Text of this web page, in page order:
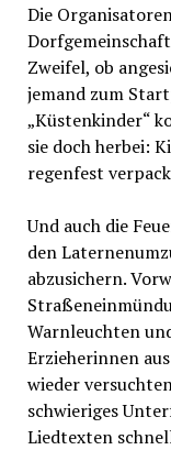
Die
Zweifel, ob
jemand zum
„Küstenkinder“
sie doch herbei:
regenfest
Und auch die
den
abzusichern.
Warnleuchten
Erzieherinnen
wieder
schwieriges
Liedtexten